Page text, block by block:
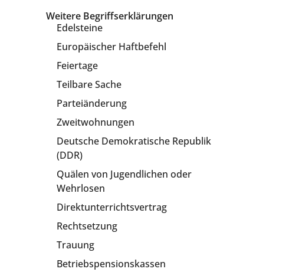
Weitere Begriffserklärungen
Edelsteine
Europäischer Haftbefehl
Feiertage
Teilbare Sache
Parteiänderung
Zweitwohnungen
Deutsche Demokratische Republik
(DDR)
Quälen von Jugendlichen oder
Wehrlosen
Direktunterrichtsvertrag
Rechtsetzung
Trauung
Betriebspensionskassen